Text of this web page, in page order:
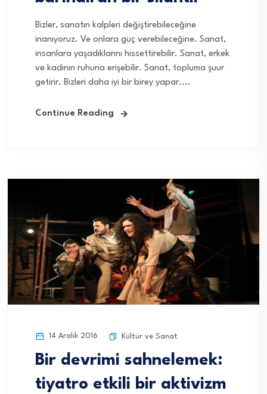
Bizler, sanatın kalpleri değiştirebileceğine
inanıyoruz. Ve onlara güç verebileceğine. Sanat,
insanlara yaşadıklarını hissettirebilir. Sanat, erkek
ve kadının ruhuna erişebilir. Sanat, topluma şuur
getirir. Bizleri daha iyi bir birey yapar....
Continue Reading
14 Aralık 2016 Kültür ve Sanat
Bir devrimi sahnelemek:
tiyatro etkili bir aktivizm